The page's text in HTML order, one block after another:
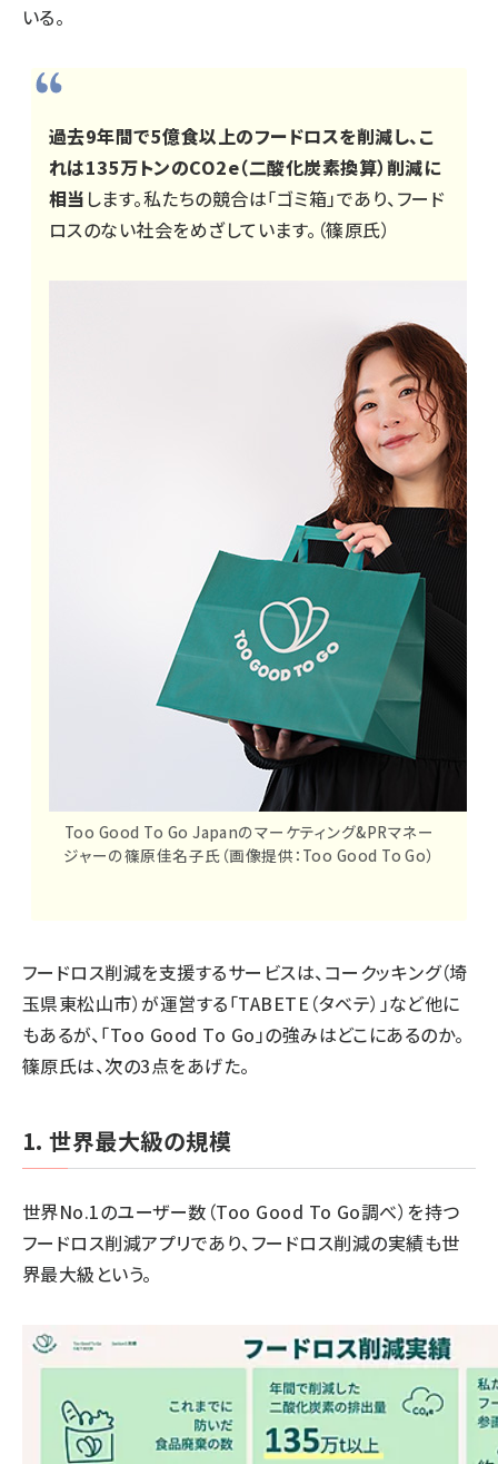
いる。
過去9年間で5億食以上のフードロスを削減し、こ
れは135万トンのCO2e（二酸化炭素換算）削減に
相当 します。私たちの競合は「ゴミ箱」であり、フード
ロスのない社会をめざしています。（篠原氏）
Too Good To Go Japanのマーケティング&PRマネー
ジャーの篠原佳名子氏（画像提供：Too Good To Go）
フードロス削減を支援するサービスは、コークッキング（埼
玉県東松山市）が運営する「TABETE（タベテ）」など他に
もあるが、「Too Good To Go」の強みはどこにあるのか。
篠原氏は、次の3点をあげた。
1. 世界最大級の規模
世界No.1のユーザー数（Too Good To Go調べ）を持つ
フードロス削減アプリであり、フードロス削減の実績も世
界最大級という。